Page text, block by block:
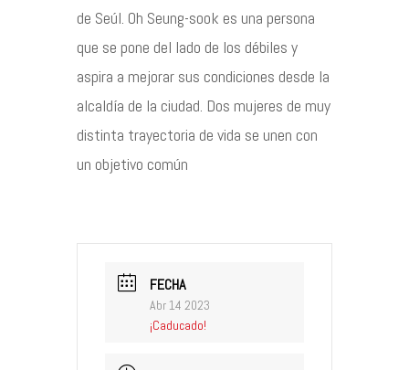
de Seúl. Oh Seung-sook es una persona
que se pone del lado de los débiles y
aspira a mejorar sus condiciones desde la
alcaldía de la ciudad. Dos mujeres de muy
distinta trayectoria de vida se unen con
un objetivo común
FECHA
Abr 14 2023
¡Caducado!